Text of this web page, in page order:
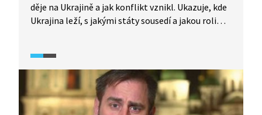
děje na Ukrajině a jak konflikt vznikl. Ukazuje, kde
Ukrajina leží, s jakými státy sousedí a jakou roli
byl útok záměrně zastírán falešnou záminkou
vojenského cvičení. Video připomíná nejvíce
zasažené oblasti (např. Kyjev, Charkov)
a přibližuje, jak na válku reaguje svět – pomocí